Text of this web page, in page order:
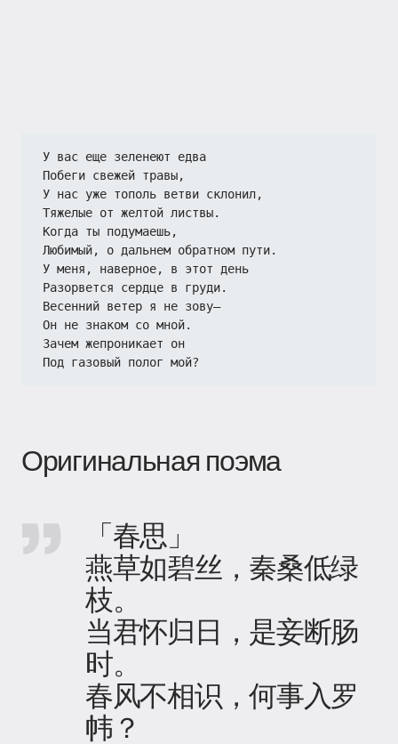
У вас еще зеленеют едва
Побеги свежей травы,
У нас уже тополь ветви склонил,
Тяжелые от желтой листвы.
Когда ты подумаешь,
Любимый, о дальнем обратном пути.
У меня, наверное, в этот день
Разорвется сердце в груди.
Весенний ветер я не зову—
Он не знаком со мной.
Зачем жепроникает он
Под газовый полог мой?
Оригинальная поэма
「春思」
燕草如碧丝，秦桑低绿
枝。
当君怀归日，是妾断肠
时。
春风不相识，何事入罗
帏？